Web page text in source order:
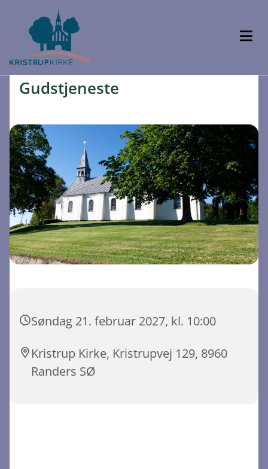
Gudstjeneste
Søndag 21. februar 2027, kl. 10:00
Kristrup Kirke, Kristrupvej 129, 8960
Randers SØ